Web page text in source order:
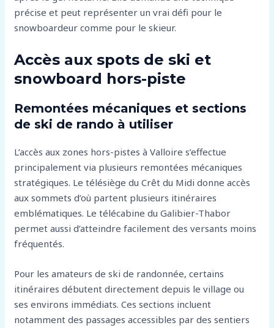
précise et peut représenter un vrai défi pour le
snowboardeur comme pour le skieur.
Accès aux spots de ski et
snowboard hors-piste
Remontées mécaniques et sections
de ski de rando à utiliser
L’accès aux zones hors-pistes à Valloire s’effectue
principalement via plusieurs remontées mécaniques
stratégiques. Le télésiège du Crêt du Midi donne accès
aux sommets d’où partent plusieurs itinéraires
emblématiques. Le télécabine du Galibier-Thabor
permet aussi d’atteindre facilement des versants moins
fréquentés.
Pour les amateurs de ski de randonnée, certains
itinéraires débutent directement depuis le village ou
ses environs immédiats. Ces sections incluent
notamment des passages accessibles par des sentiers